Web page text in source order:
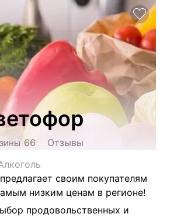
66
Отзывы
своим покупателям
низким ценам в регионе!
продовольственных и